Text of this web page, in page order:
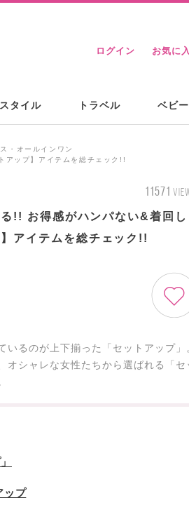
ログイン お気に
タイル トラベル ベビ
・オールインワン
アップ】アイテムを総チェック!!
11571
!! お得感がハンパない&着回し
アイテムを総チェック!!
るのが上下揃った「セットアップ」
オシャレな女性たちから選ばれる「セ
ップ